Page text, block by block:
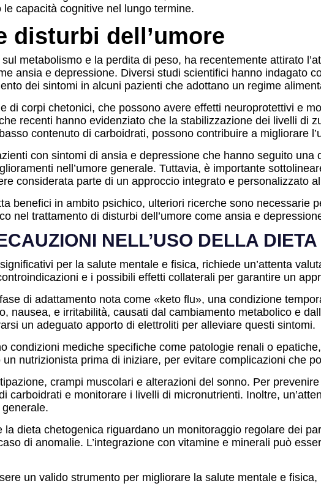
capacità cognitive nel lungo termine.
disturbi dell’umore
metabolismo e la perdita di peso, ha recentemente attirato
ansia e depressione. Diversi studi scientifici hanno indagato
dei sintomi in alcuni pazienti che adottano un regime
di corpi chetonici, che possono avere effetti neuroprotettivi e
recenti hanno evidenziato che la stabilizzazione dei livelli di
contenuto di carboidrati, possono contribuire a migliorare
con sintomi di ansia e depressione che hanno seguito
nell’umore generale. Tuttavia, è importante
considerata parte di un approccio integrato e personalizzato
benefici in ambito psichico, ulteriori ricerche sono necessarie
nel trattamento di disturbi dell’umore come ansia e
NELL’USO DELLA
per la salute mentale e fisica, richiede un’attenta
e i possibili effetti collaterali per garantire un
di adattamento nota come «keto flu», una condizione
nausea, e irritabilità, causati dal cambiamento metabolico e
un adeguato apporto di elettroliti per alleviare questi sintomi.
condizioni mediche specifiche come patologie renali o
nutrizionista prima di iniziare, per evitare complicazioni che
crampi muscolari e alterazioni del sonno. Per
carboidrati e monitorare i livelli di micronutrienti. Inoltre,
dieta chetogenica riguardano un monitoraggio regolare dei
di anomalie. L’integrazione con vitamine e minerali può
un valido strumento per migliorare la salute mentale e